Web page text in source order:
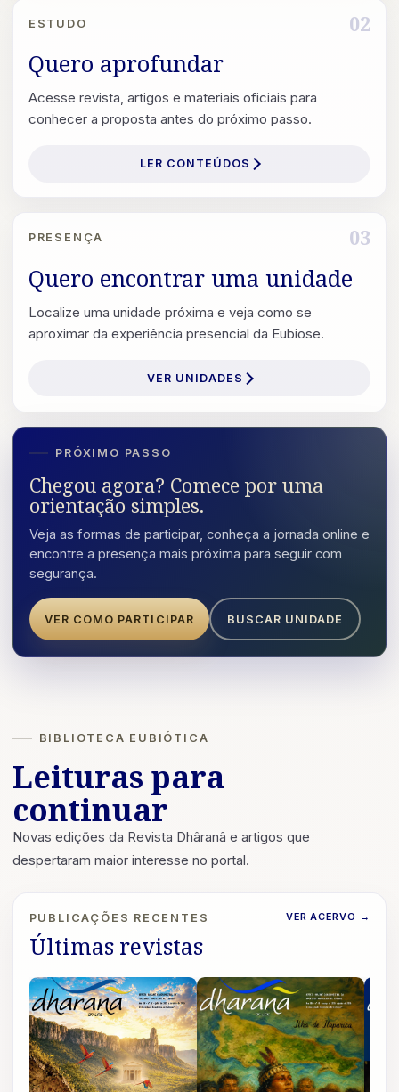
ESTUDO 02
Quero aprofundar
Acesse revista, artigos e materiais oficiais para
conhecer a proposta antes do próximo passo.
LER CONTEÚDOS
PRESENÇA 03
Quero encontrar uma unidade
Localize uma unidade próxima e veja como se
aproximar da experiência presencial da Eubiose.
VER UNIDADES
PRÓXIMO PASSO
Chegou agora? Comece por uma
orientação simples.
Veja as formas de participar, conheça a jornada online e
encontre a presença mais próxima para seguir com
segurança.
VER COMO PARTICIPAR BUSCAR UNIDADE
BIBLIOTECA EUBIÓTICA
Leituras para
continuar
Novas edições da Revista Dhâranâ e artigos que
despertaram maior interesse no portal.
PUBLICAÇÕES RECENTES
Últimas revistas
VER ACERVO →